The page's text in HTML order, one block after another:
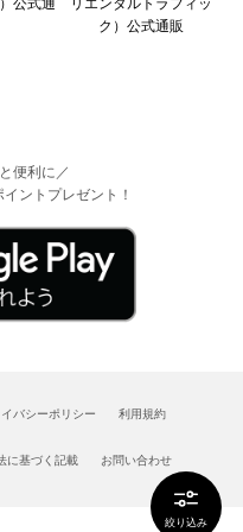
絞り込み
便利に／
ントプレゼント！
バシーポリシー 利用規約
に基づく記載 お問い合わせ